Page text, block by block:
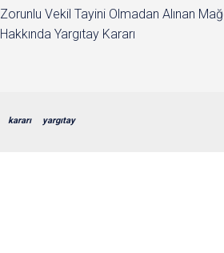
Zorunlu Vekil Tayini Olmadan Alınan
Hakkında Yargıtay Kararı
kararı yargıtay